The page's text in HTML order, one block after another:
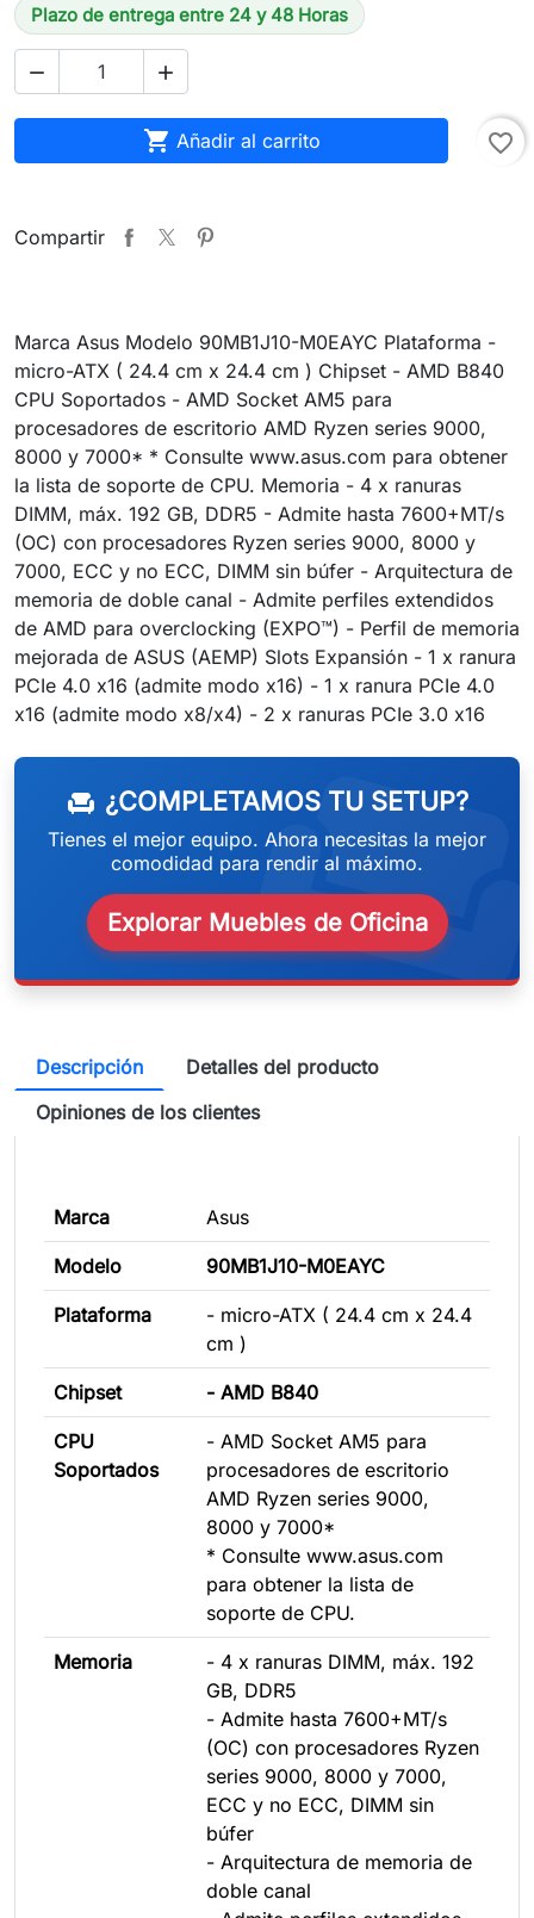
Plazo de entrega entre 24 y 48 Horas
 
 Añadir al carrito favorite_border
Compartir
Marca Asus Modelo 90MB1J10-M0EAYC Plataforma -
micro-ATX ( 24.4 cm x 24.4 cm ) Chipset - AMD B840
CPU Soportados - AMD Socket AM5 para
procesadores de escritorio AMD Ryzen series 9000,
8000 y 7000* * Consulte www.asus.com para obtener
la lista de soporte de CPU. Memoria - 4 x ranuras
DIMM, máx. 192 GB, DDR5 - Admite hasta 7600+MT/s
(OC) con procesadores Ryzen series 9000, 8000 y
7000, ECC y no ECC, DIMM sin búfer - Arquitectura de
memoria de doble canal - Admite perfiles extendidos
de AMD para overclocking (EXPO™) - Perfil de memoria
mejorada de ASUS (AEMP) Slots Expansión - 1 x ranura
PCIe 4.0 x16 (admite modo x16) - 1 x ranura PCIe 4.0
x16 (admite modo x8/x4) - 2 x ranuras PCIe 3.0 x16
chair ¿COMPLETAMOS TU SETUP?
Tienes el mejor equipo. Ahora necesitas la mejor
comodidad para rendir al máximo.
Explorar Muebles de Oficina
Descripción
Detalles del producto
Opiniones de los clientes
Marca Asus
Modelo 90MB1J10-M0EAYC
Plataforma
- micro-ATX ( 24.4 cm x 24.4
cm )
Chipset - AMD B840
CPU
Soportados
- AMD Socket AM5 para
procesadores de escritorio
AMD Ryzen series 9000,
8000 y 7000*
* Consulte www.asus.com
para obtener la lista de
soporte de CPU.
Memoria
- 4 x ranuras DIMM, máx. 192
GB, DDR5
- Admite hasta 7600+MT/s
(OC) con procesadores Ryzen
series 9000, 8000 y 7000,
ECC y no ECC, DIMM sin
búfer
- Arquitectura de memoria de
doble canal